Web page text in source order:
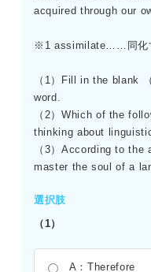
acquired through our
※1 assimilate……同化
（1）Fill in the
word.
（2）Which of the
thinking about
（3）According to
master the soul of a
選択肢
（1）
A：Therefore